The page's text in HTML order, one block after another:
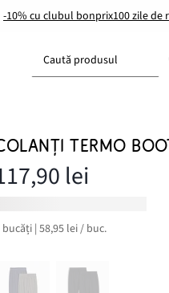
-10% cu clubul bonprix100 zile de
Caută produsul
TERMO
lei
bucăți | 58,95 lei / buc.